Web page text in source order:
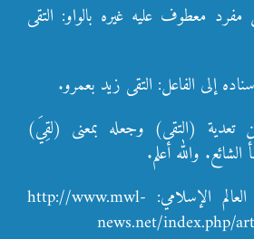
معطوف عليه غيره بالواو: التقى
إلى الفاعل: التقى زيد بعمرو.
تعدية (التقى) وجعله بمعنى (لقِيَ)
والله أعلم.
المصدر: موقع صحيفة العالم الإسلامي: http://www.mwl-
news.net/index.php/